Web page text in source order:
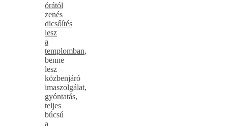
órától
zenés
dicsőítés
lesz
a
templomban,
benne
lesz
közbenjáró
imaszolgálat,
gyóntatás,
teljes
búcsú
a